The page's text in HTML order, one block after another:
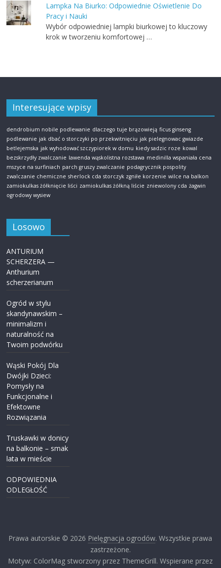
Lampka Na Biurko: Odpowiednie Oświetlenie Do
Pracy i Nauki
Wybór odpowiedniej lampki biurkowej to kluczowy
krok w tworzeniu komfortowej …
Interesujące wpisy
dendrobium nobile podlewanie dlaczego tuje brązowieją ficus ginseng
podlewanie jak dbać o storczyki po przekwitnięciu jak pielegnowac gwiazde
betlejemska jak wyhodować szczypiorek w domu kiedy sadzic roze kowal
bezskrzydły zwalczanie lawenda wąskolistna rozstawa medinilla wspaniała cena
mszyce na surfiniach parch gruszy zwalczanie podagrycznik pospolity
zwalczanie chemiczne sherlock cda storczyk zgniłe korzenie wilce na balkon
zamiokulkas żółknięcie liści zamiokulkas żółkną liście zniewolony cda żagwin
ogrodowy wysiew
Losowo
ANTURIUM
SCHERZERA —
Anthurium
scherzerianum
Ogród w stylu
skandynawskim –
minimalizm i
naturalność na
Twoim podwórku
Wąski Pokój Dla
Dwójki Dzieci:
Pomysły na
Funkcjonalne i
Efektowne
Rozwiązania
Truskawki w donicy
na balkonie – smak
lata w mieście
ODPOWIEDNIA
ODLEGŁOŚĆ
Prawa autorskie © 2026 Pielęgnacja ogrodów. Wszystkie prawa
zastrzeżone.
Motyw: ColorMag stworzony przez ThemeGrill. Wspierane przez